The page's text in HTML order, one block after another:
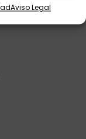
Aviso Legal